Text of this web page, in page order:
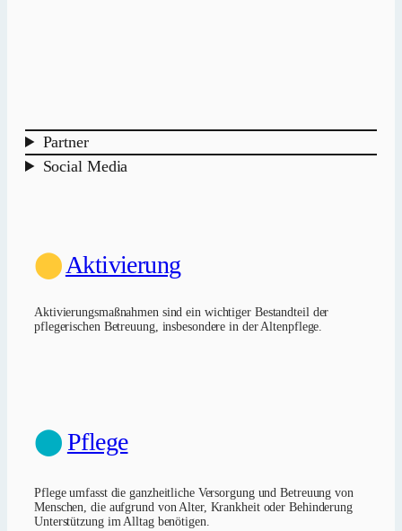
Partner
Social Media
⬤Aktivierung
Aktivierungsmaßnahmen sind ein wichtiger Bestandteil der
pflegerischen Betreuung, insbesondere in der Altenpflege.
⬤ Pflege
Pflege umfasst die ganzheitliche Versorgung und Betreuung von
Menschen, die aufgrund von Alter, Krankheit oder Behinderung
Unterstützung im Alltag benötigen.